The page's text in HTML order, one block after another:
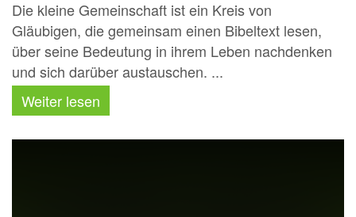
Die kleine Gemeinschaft ist ein Kreis von
Gläubigen, die gemeinsam einen Bibeltext lesen,
über seine Bedeutung in ihrem Leben nachdenken
und sich darüber austauschen. ...
Weiter lesen